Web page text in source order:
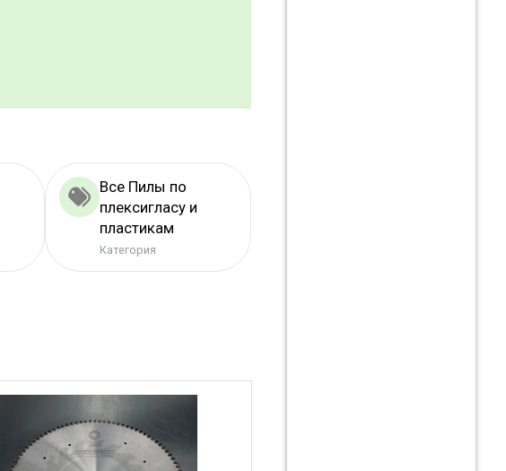
Все Пилы по
плексигласу и
пластикам
Категория